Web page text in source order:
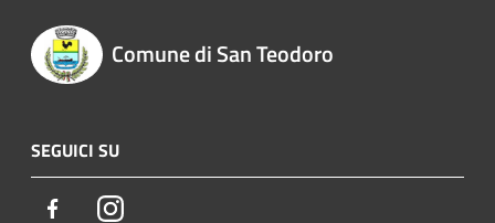
Comune di San Teodoro
SEGUICI SU
FacebookInstagram